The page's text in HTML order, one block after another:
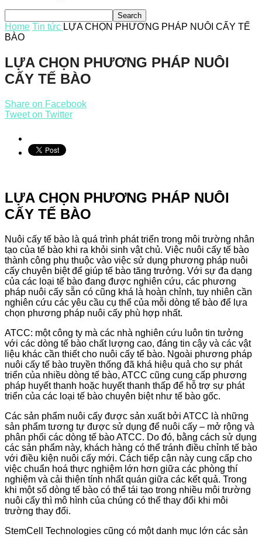
Home Tin tức LỰA CHỌN PHƯƠNG PHÁP NUÔI CẤY TẾ
BÀO
LỰA CHỌN PHƯƠNG PHÁP NUÔI
CẤY TẾ BÀO
Share on Facebook
Tweet on Twitter
LỰA CHỌN PHƯƠNG PHÁP NUÔI
CẤY TẾ BÀO
Nuôi cấy tế bào là quá trình phát triển trong môi trường nhân
tạo của tế bào khi ra khỏi sinh vật chủ. Việc nuôi cấy tế bào
thành công phụ thuộc vào việc sử dụng phương pháp nuôi
cấy chuyên biệt để giúp tế bào tăng trưởng. Với sự đa dạng
của các loại tế bào đang được nghiên cứu, các phương
pháp nuôi cấy sẵn có cũng khá là hoàn chỉnh, tuy nhiên cần
nghiên cứu các yêu cầu cụ thể của mỗi dòng tế bào để lựa
chọn phương pháp nuôi cấy phù hợp nhất.
ATCC: một công ty mà các nhà nghiên cứu luôn tin tưởng
với các dòng tế bào chất lượng cao, đáng tin cậy và các vật
liệu khác cần thiết cho nuôi cấy tế bào. Ngoài phương pháp
nuôi cấy tế bào truyền thống đã khá hiệu quả cho sự phát
triển của nhiều dòng tế bào, ATCC cũng cung cấp phương
pháp huyết thanh hoặc huyết thanh thấp để hỗ trợ sự phát
triển của các loại tế bào chuyên biệt như tế bào gốc.
Các sản phẩm nuôi cấy được sản xuất bởi ATCC là những
sản phẩm tương tự được sử dụng để nuôi cấy – mở rộng và
phân phối các dòng tế bào ATCC. Do đó, bằng cách sử dụng
các sản phẩm này, khách hàng có thể tránh điều chỉnh tế bào
với điều kiện nuôi cấy mới. Cách tiếp cận này cung cấp cho
việc chuẩn hoá thực nghiệm lớn hơn giữa các phòng thí
nghiệm và cải thiện tính nhất quán giữa các kết quả. Trong
khi một số dòng tế bào có thể tái tạo trong nhiều môi trường
nuôi cấy thì mô hình của chúng có thể thay đổi khi môi
trường thay đổi.
StemCell Technologies cũng có một danh mục lớn các sản